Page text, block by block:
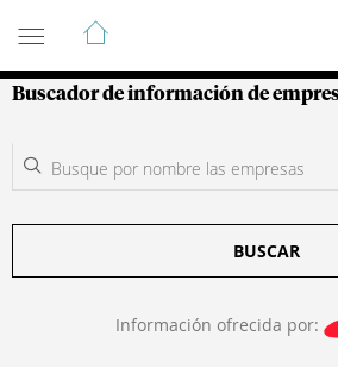
Guía de Empresas
Buscador de información de
BUSCAR
Información ofrecida por: